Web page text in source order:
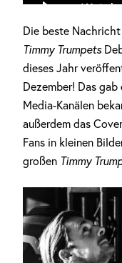
Die beste
Timmy Trumpets
dieses Jahr
Dezember! Das
Media-Kanälen
außerdem das
Fans in kleinen
großen Timmy